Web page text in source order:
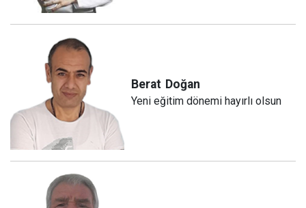
Berat Doğan
Yeni eğitim dönemi hayırlı olsun